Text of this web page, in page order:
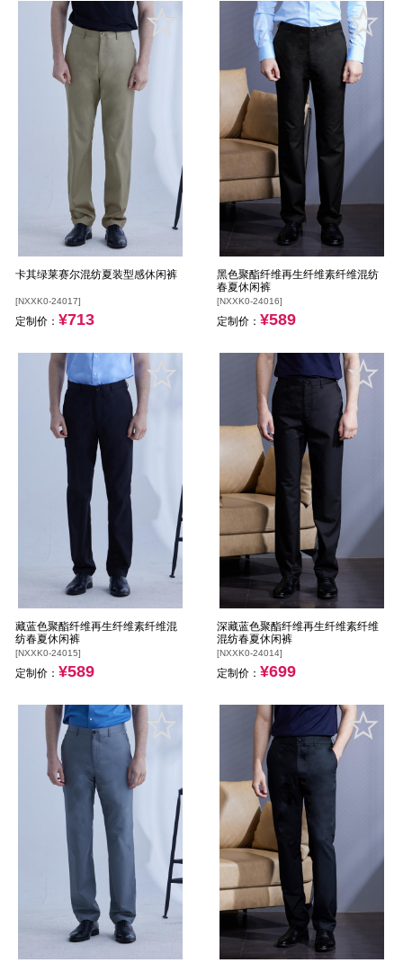
卡其绿莱赛尔混纺夏装型感休闲裤
[NXXK0-24017]
定制价： ¥713
黑色聚酯纤维再生纤维素纤维混纺
春夏休闲裤
[NXXK0-24016]
定制价： ¥589
藏蓝色聚酯纤维再生纤维素纤维混
纺春夏休闲裤
[NXXK0-24015]
定制价： ¥589
深藏蓝色聚酯纤维再生纤维素纤维
混纺春夏休闲裤
[NXXK0-24014]
定制价： ¥699